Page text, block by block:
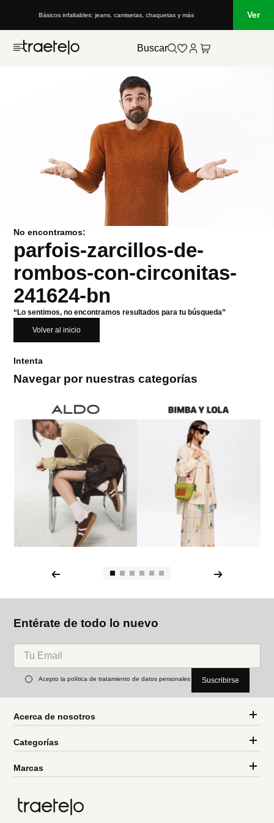
Básicos infaltables: jeans, camisetas, chaquetas y más Ver
Buscar
No encontramos:
parfois-zarcillos-de-
rombos-con-circonitas-
241624-bn
“Lo sentimos, no encontramos resultados para tu búsqueda”
Volver al inicio
Intenta
Navegar por nuestras categorías
Entérate de todo lo nuevo
Acepto la política de tratamiento de datos personales Suscribirse
Acerca de nosotros
Categorías
Marcas